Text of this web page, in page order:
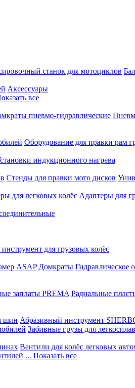
станок для мотоциклов
Аксессуары
все
пневмо-гидравлические
Оборудование для правки рам
индукционного нагрева
Стенды для правки мото дисков
для легковых колёс Адаптеры для
для грузовых колёс
ASAP Домкраты Гидравлическое
заплаты PREMA Радиальные
шин Абразивный инструмент
Забивные грузы для
Вентили для колёс легковых
... Показать все